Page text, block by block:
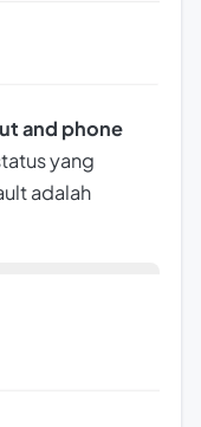
and phone
yang
adalah